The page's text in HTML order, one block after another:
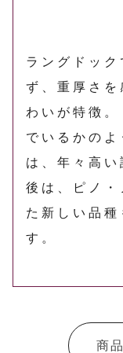
ラングドッ
ず、重厚さを
わいが特徴
でいるかの
は、年々高
後は、ピノ・
た新しい品種
す。
商